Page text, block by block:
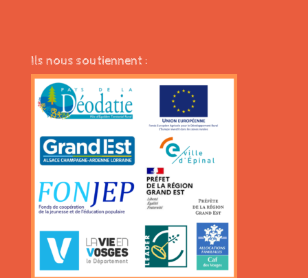
Ils nous soutiennent :